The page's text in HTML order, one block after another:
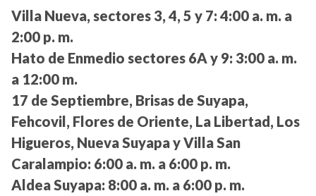
Villa Nueva, sectores 3, 4, 5 y 7: 4:00 a. m. a
2:00 p. m.
Hato de Enmedio sectores 6A y 9: 3:00 a. m.
a 12:00 m.
17 de Septiembre, Brisas de Suyapa,
Fehcovil, Flores de Oriente, La Libertad, Los
Higueros, Nueva Suyapa y Villa San
Caralampio: 6:00 a. m. a 6:00 p. m.
Aldea Suyapa: 8:00 a. m. a 6:00 p. m.